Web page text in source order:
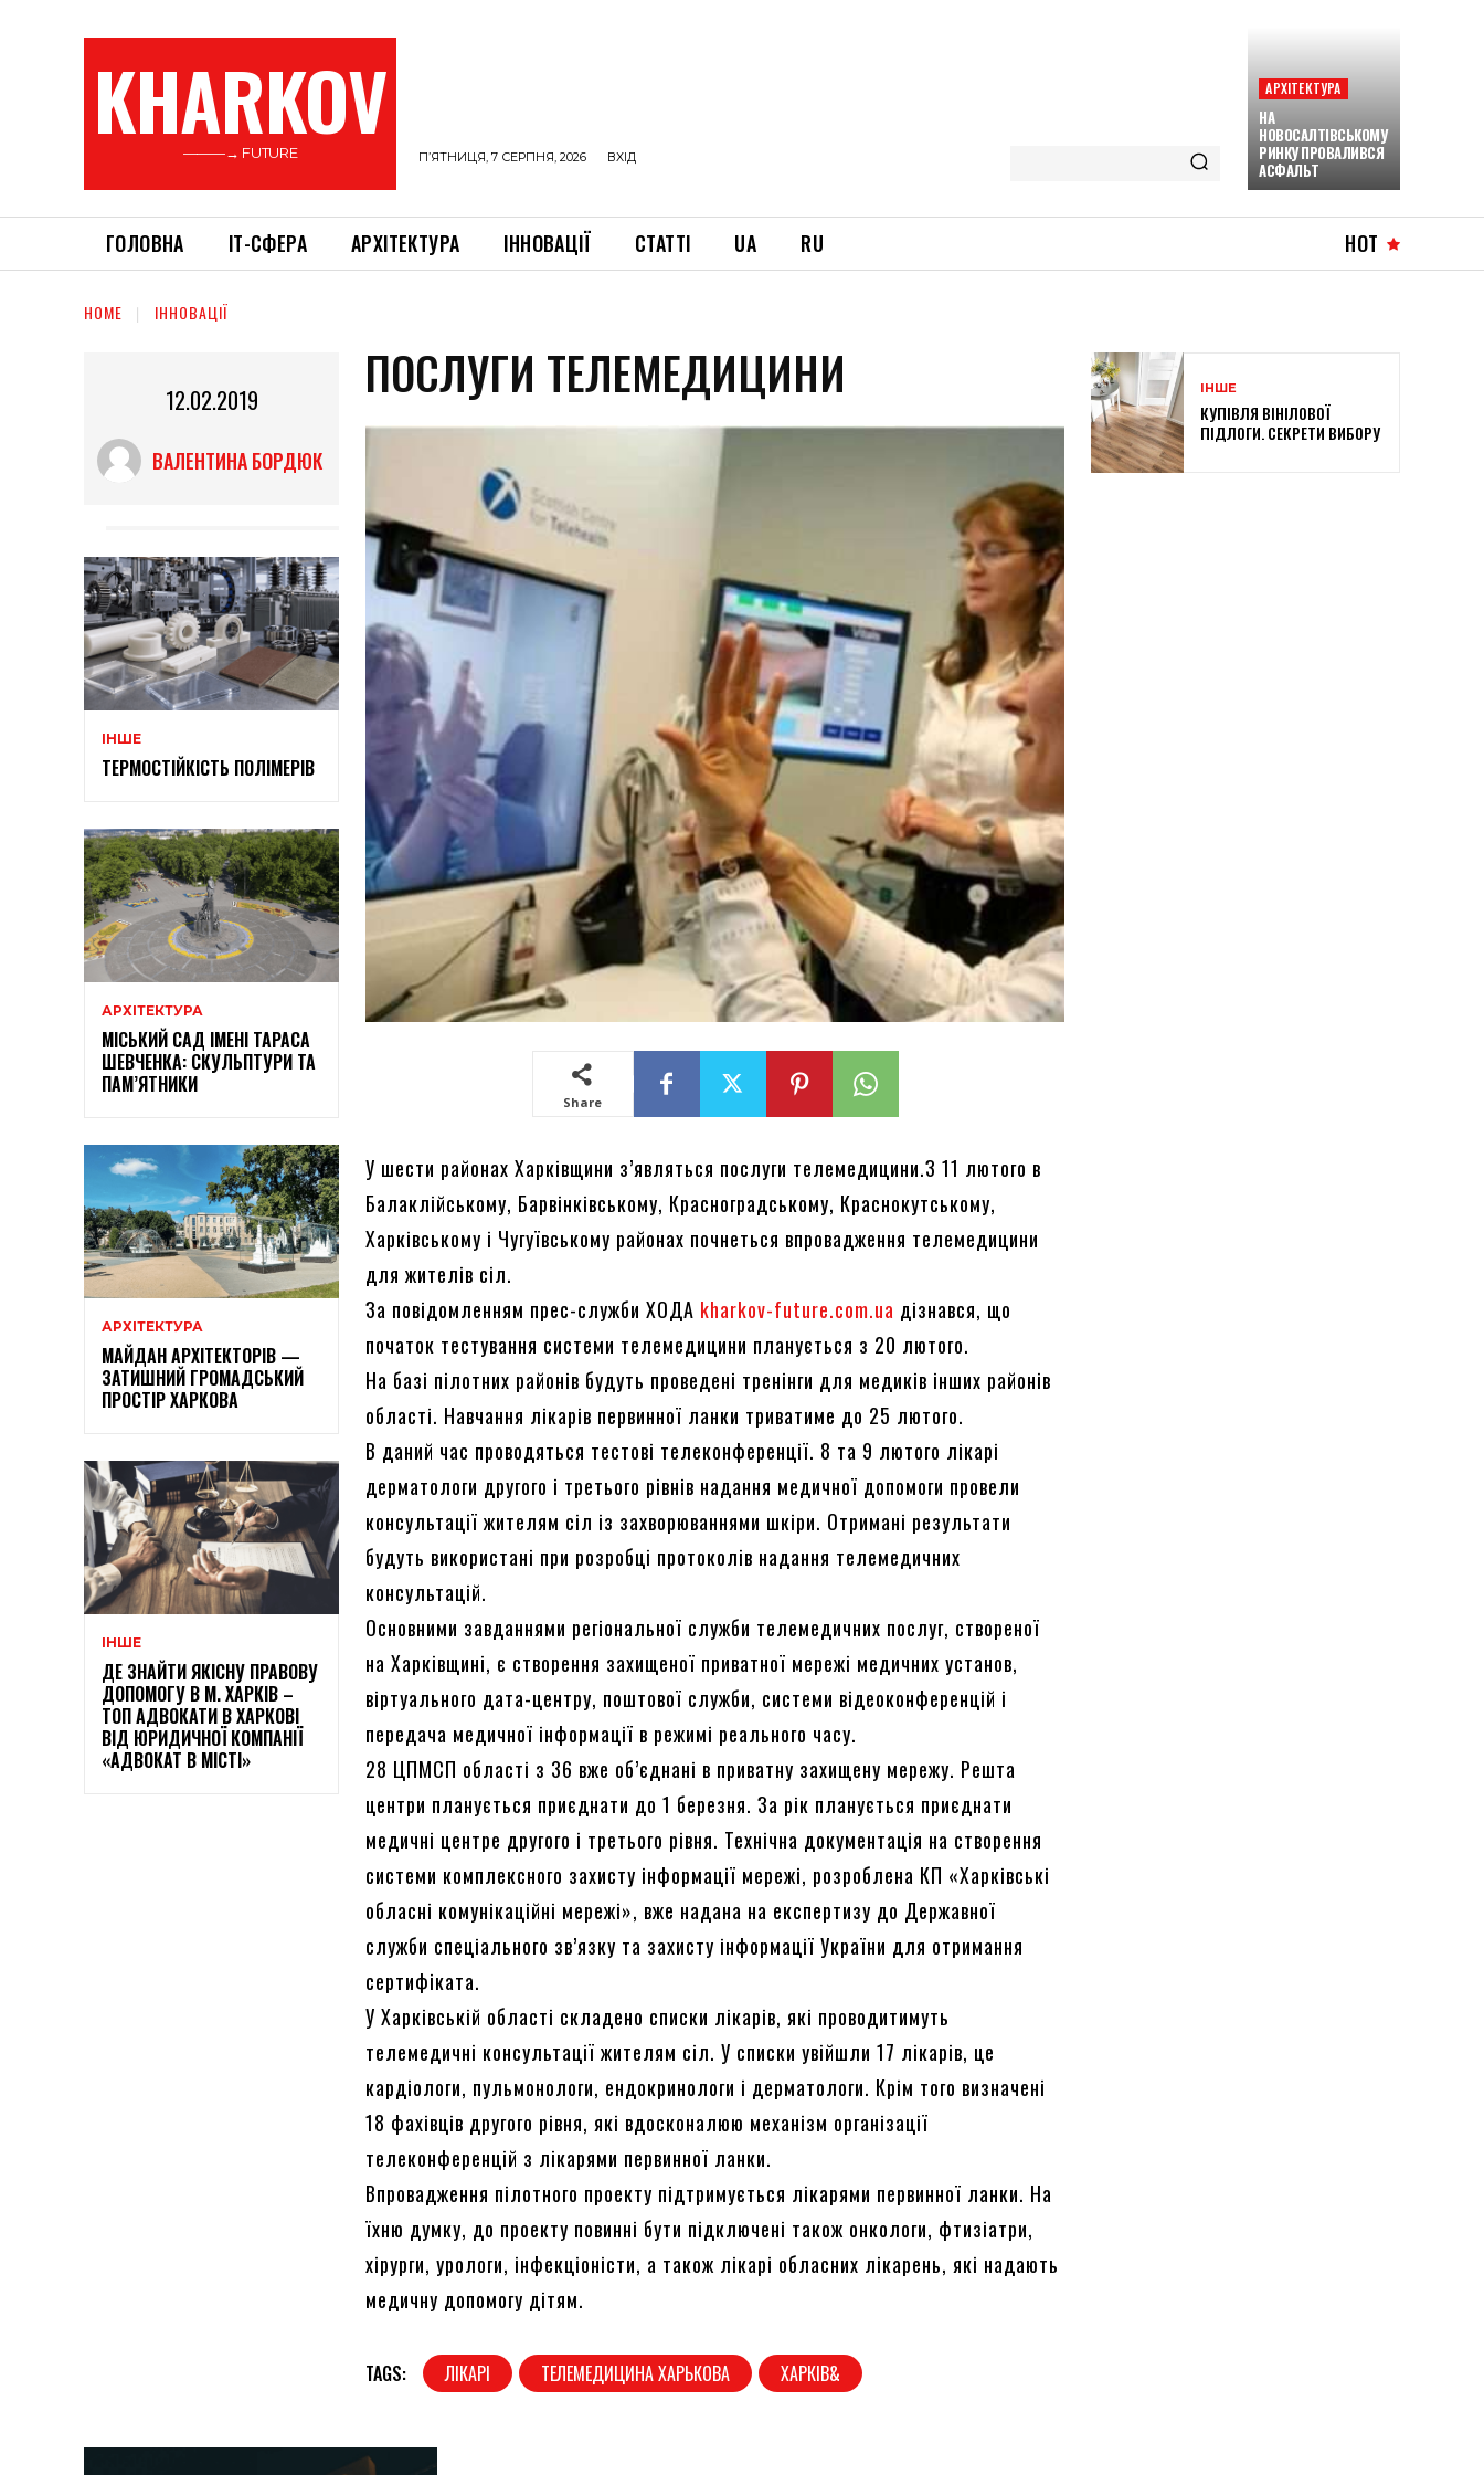
KHARKOV
———→ FUTURE П’ЯТНИЦЯ, 7 СЕРПНЯ, 2026 ВХІД
АРХІТЕКТУРА
НА
НОВОСАЛТІВСЬКОМУ
РИНКУ ПРОВАЛИВСЯ
АСФАЛЬТ
ГОЛОВНА ІТ-СФЕРА АРХІТЕКТУРА ІННОВАЦІЇ СТАТТІ UA RU HOT
HOME ІННОВАЦІЇ
12.02.2019
ВАЛЕНТИНА БОРДЮК
ІНШЕ
ТЕРМОСТІЙКІСТЬ ПОЛІМЕРІВ
АРХІТЕКТУРА
МІСЬКИЙ САД ІМЕНІ ТАРАСА
ШЕВЧЕНКА: СКУЛЬПТУРИ ТА
ПАМ’ЯТНИКИ
АРХІТЕКТУРА
МАЙДАН АРХІТЕКТОРІВ —
ЗАТИШНИЙ ГРОМАДСЬКИЙ
ПРОСТІР ХАРКОВА
ІНШЕ
ДЕ ЗНАЙТИ ЯКІСНУ ПРАВОВУ
ДОПОМОГУ В М. ХАРКІВ –
ТОП АДВОКАТИ В ХАРКОВІ
ВІД ЮРИДИЧНОЇ КОМПАНІЇ
«АДВОКАТ В МІСТІ»
ПОСЛУГИ ТЕЛЕМЕДИЦИНИ
Share
У шести районах Харківщини з’являться послуги телемедицини.З 11 лютого в
Балаклійському, Барвінківському, Красноградському, Краснокутському,
Харківському і Чугуївському районах почнеться впровадження телемедицини
для жителів сіл.
За повідомленням прес-служби ХОДА kharkov-future.com.ua дізнався, що
початок тестування системи телемедицини планується з 20 лютого.
На базі пілотних районів будуть проведені тренінги для медиків інших районів
області. Навчання лікарів первинної ланки триватиме до 25 лютого.
В даний час проводяться тестові телеконференції. 8 та 9 лютого лікарі
дерматологи другого і третього рівнів надання медичної допомоги провели
консультації жителям сіл із захворюваннями шкіри. Отримані результати
будуть використані при розробці протоколів надання телемедичних
консультацій.
Основними завданнями регіональної служби телемедичних послуг, створеної
на Харківщині, є створення захищеної приватної мережі медичних установ,
віртуального дата-центру, поштової служби, системи відеоконференцій і
передача медичної інформації в режимі реального часу.
28 ЦПМСП області з 36 вже об’єднані в приватну захищену мережу. Решта
центри планується приєднати до 1 березня. За рік планується приєднати
медичні центре другого і третього рівня. Технічна документація на створення
системи комплексного захисту інформації мережі, розроблена КП «Харківські
обласні комунікаційні мережі», вже надана на експертизу до Державної
служби спеціального зв’язку та захисту інформації України для отримання
сертифіката.
У Харківській області складено списки лікарів, які проводитимуть
телемедичні консультації жителям сіл. У списки увійшли 17 лікарів, це
кардіологи, пульмонологи, ендокринологи і дерматологи. Крім того визначені
18 фахівців другого рівня, які вдосконалюю механізм організації
телеконференцій з лікарями первинної ланки.
Впровадження пілотного проекту підтримується лікарями первинної ланки. На
їхню думку, до проекту повинні бути підключені також онкологи, фтизіатри,
хірурги, урологи, інфекціоністи, а також лікарі обласних лікарень, які надають
медичну допомогу дітям.
TAGS: ЛІКАРІ ТЕЛЕМЕДИЦИНА ХАРЬКОВА ХАРКІВ&
ІНШЕ
КУПІВЛЯ ВІНІЛОВОЇ
ПІДЛОГИ. СЕКРЕТИ ВИБОРУ